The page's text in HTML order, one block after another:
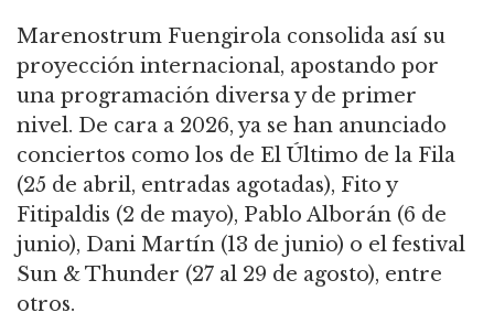
Marenostrum Fuengirola consolida así su
proyección internacional, apostando por
una programación diversa y de primer
nivel. De cara a 2026, ya se han anunciado
conciertos como los de El Último de la Fila
(25 de abril, entradas agotadas), Fito y
Fitipaldis (2 de mayo), Pablo Alborán (6 de
junio), Dani Martín (13 de junio) o el festival
Sun & Thunder (27 al 29 de agosto), entre
otros.